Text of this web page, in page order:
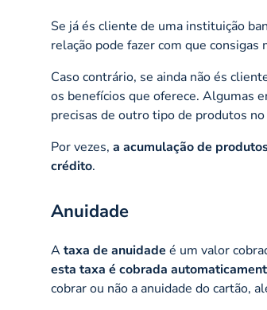
Se já és cliente de uma instituição
relação pode fazer com que
Caso contrário, se ainda não és
os benefícios que oferece. Algumas
precisas de outro tipo de produtos
Por vezes, a acumulação de
crédito.
Anuidade
Ataxa de anuidade é um valor
esta taxa é cobrada
cobrar ou não a anuidade do cartão,